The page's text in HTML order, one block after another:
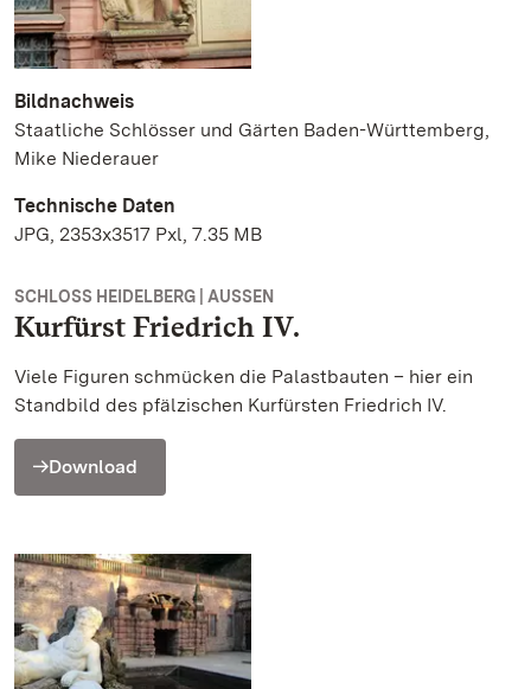
Bildnachweis
Staatliche Schlösser und Gärten Baden-Württemberg,
Mike Niederauer
Technische Daten
JPG, 2353x3517 Pxl, 7.35 MB
SCHLOSS HEIDELBERG | AUSSEN
Kurfürst Friedrich IV.
Viele Figuren schmücken die Palastbauten – hier ein
Standbild des pfälzischen Kurfürsten Friedrich IV.
Download